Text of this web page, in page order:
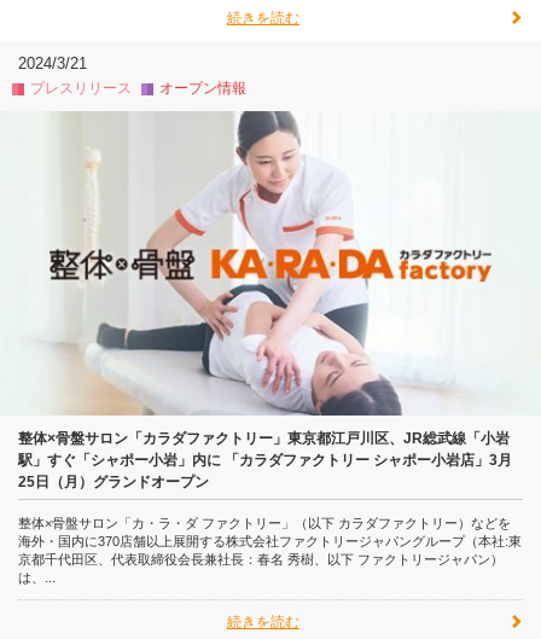
続きを読む
2024/3/21
プレスリリース オープン情報
整体×骨盤サロン「カラダファクトリー」東京都江戸川区、JR総武線「小岩
駅」すぐ「シャポー小岩」内に 「カラダファクトリー シャポー小岩店」3月
25日（月）グランドオープン
整体×骨盤サロン「カ・ラ・ダ ファクトリー」（以下 カラダファクトリー）などを
海外・国内に370店舗以上展開する株式会社ファクトリージャパングループ（本社:東
京都千代田区、代表取締役会長兼社長：春名 秀樹、以下 ファクトリージャパン）
は、...
続きを読む